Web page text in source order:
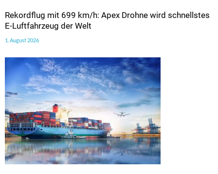
Rekordflug mit 699 km/h: Apex Drohne wird schnellstes
E-Luftfahrzeug der Welt
1. August 2026